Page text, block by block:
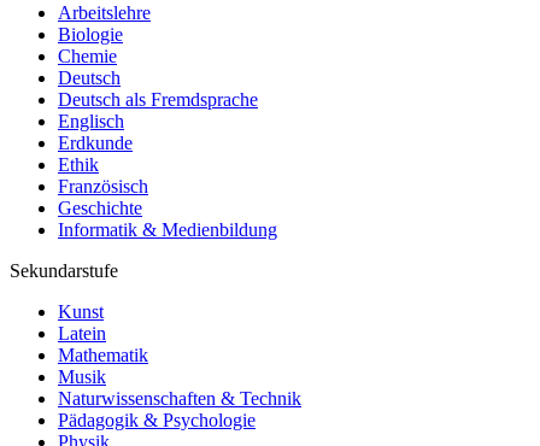
Arbeitslehre
Biologie
Chemie
Deutsch
Deutsch als Fremdsprache
Englisch
Erdkunde
Ethik
Französisch
Geschichte
Informatik & Medienbildung
Sekundarstufe
Kunst
Latein
Mathematik
Musik
Naturwissenschaften & Technik
Pädagogik & Psychologie
Physik